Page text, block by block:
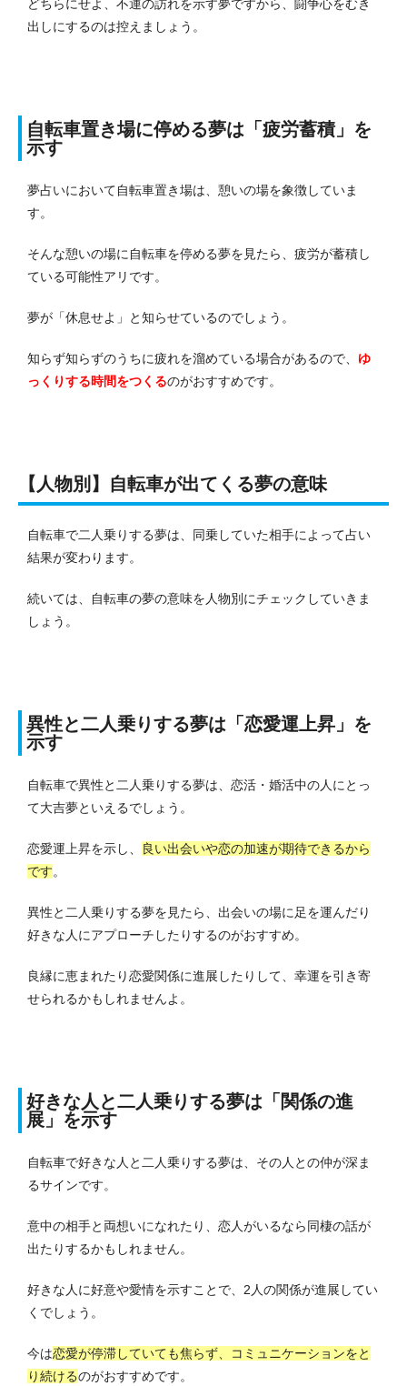
どちらにせよ、不運の訪れを示す夢ですから、闘争心をむき
出しにするのは控えましょう。
自転車置き場に停める夢は「疲労蓄積」を
示す
夢占いにおいて自転車置き場は、憩いの場を象徴していま
す。
そんな憩いの場に自転車を停める夢を見たら、疲労が蓄積し
ている可能性アリです。
夢が「休息せよ」と知らせているのでしょう。
知らず知らずのうちに疲れを溜めている場合があるので、 ゆ
っくりする時間をつくるのがおすすめです。
【人物別】自転車が出てくる夢の意味
自転車で二人乗りする夢は、同乗していた相手によって占い
結果が変わります。
続いては、自転車の夢の意味を人物別にチェックしていきま
しょう。
異性と二人乗りする夢は「恋愛運上昇」 を
示す
自転車で異性と二人乗りする夢は、恋活・婚活中の人にとっ
て大吉夢といえるでしょう。
恋愛運上昇を示し、
良い出会いや恋の加速が期待できるから
です。
異性と二人乗りする夢を見たら、出会いの場に足を運んだり
好きな人にアプローチしたりするのがおすすめ。
良縁に恵まれたり恋愛関係に進展したりして、幸運を引き寄
せられるかもしれませんよ。
好きな人と二人乗りする夢は「関係の進
展」を示す
自転車で好きな人と二人乗りする夢は、その人との仲が深ま
るサインです。
意中の相手と両想いになれたり、恋人がいるなら同棲の話が
出たりするかもしれません。
好きな人に好意や愛情を示すことで、2人の関係が進展してい
くでしょう。
今は恋愛が停滞していても焦らず、コミュニケーションをと
り続けるのがおすすめです。